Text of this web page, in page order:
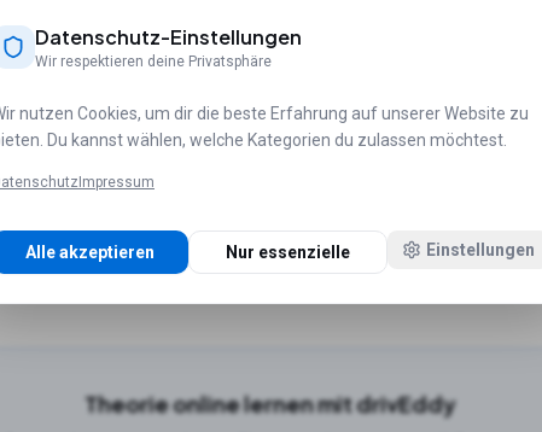
online Theorie lernen für meine Fahrschule in Lahr/
Hamburg Fahrschulen inMünchen Fahrschulen in
in Fahrschulen inLeipzig
Theorie online lernen mit drivEddy
Datenschutz-Einstellungen
Wir respektieren deine Privatsphäre
nutzen Cookies, um dir die beste Erfahrung auf unserer Website zu
Du kannst wählen, welche Kategorien du zulassen möchtest.
Impressum
Alle akzeptieren Nur essenzielle Einstellungen